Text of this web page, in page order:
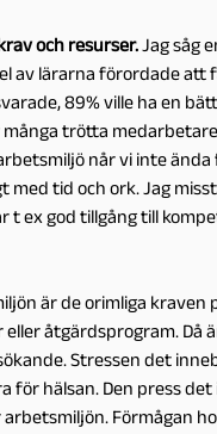
och resurser.Jag såg
av lärarna förordade att
89% ville ha en
trötta
når vi inte
tid och ork. Jag
ex god tillgång till
är de orimliga kraven
åtgärdsprogram. Då
Stressen det
för hälsan. Den press
Förmågan